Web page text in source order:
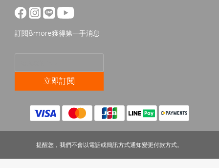
訂閱8more獲得第一手消息
立即訂閱
提醒您，我們不會以電話或簡訊方式通知變更付款方式。